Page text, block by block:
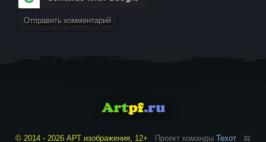
© 2014 - 2026 АРТ изображения, 12+ Проект команды Техот 𝌴